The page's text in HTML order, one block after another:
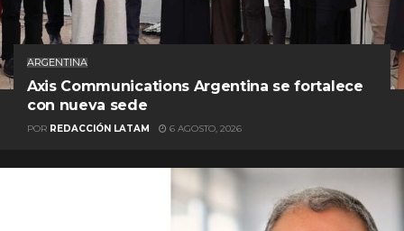
ARGENTINA
Axis Communications Argentina se fortalece
con nueva sede
POR REDACCIÓN LATAM 6 AGOSTO, 2026